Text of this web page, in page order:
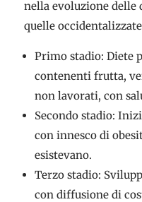
nella evoluzione delle
quelle
Primo stadio: Diete
contenenti frutta,
non lavorati, con
Secondo stadio:
con innesco di
esistevano.
Terzo stadio:
con diffusione di